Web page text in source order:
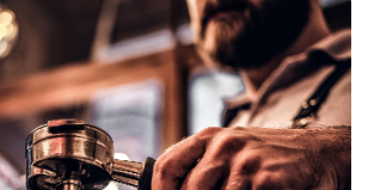
на работников общепита. Число
год выросло в среднем на 45%. Самыми
стали официанты и бариста —
на 51%. Также востребованными
пекари и кондитеры.